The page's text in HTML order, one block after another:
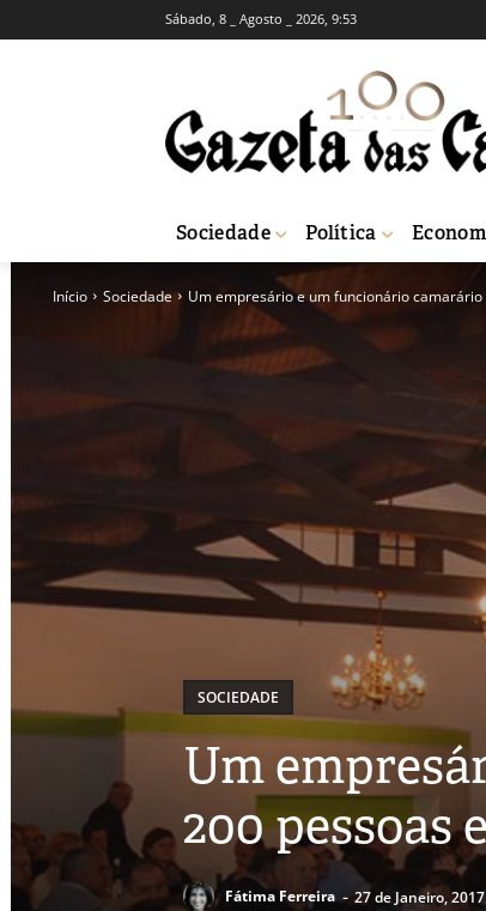
Sábado, 8 _ Agosto _ 2026, 9:53
Sociedade Política
Início Sociedade Um empresário e um funcionário
SOCIEDADE
Um
200 pessoas
Fátima Ferreira - 27 de Janeiro, 2017